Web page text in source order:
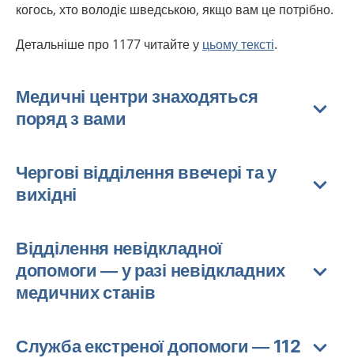
когось, хто володіє шведською, якщо вам це потрібно.
Детальніше про 1177 читайте у цьому тексті.
Медичні центри знаходяться
поряд з вами
Чергові відділення ввечері та у
вихідні
Відділення невідкладної
допомоги — у разі невідкладних
медичних станів
Служба екстреної допомоги — 112